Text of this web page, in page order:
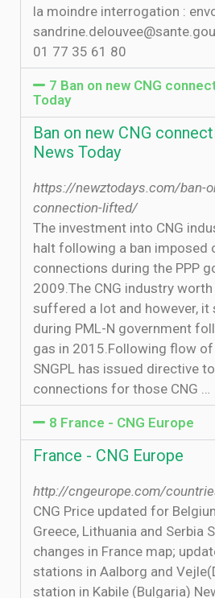
la moindre interrogation :
01 77 35 61 80
7 Ban on new CNG
Today
Ban on new CNG
News Today
https://newztodays.com/ban-
connection-lifted/
The investment into CNG
halt following a ban imposed
connections during the PPP
2009.The CNG industry
suffered a lot and however, it
during PML-N government
gas in 2015.Following flow
SNGPL has issued directive
connections for those CNG …
8 France - CNG Europe
France - CNG Europe
http://cngeurope.com/
CNG Price updated for
Greece, Lithuania and Serbia
changes in France map;
stations in Aalborg and
station in Kabile (Bulgaria)